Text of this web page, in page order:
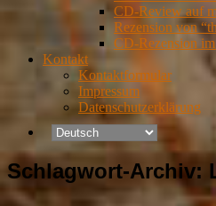
CD-Review auf
Rezension von
CD-Rezension
Kontakt
Kontaktformular
Impressum
Datenschutzerklärung
Schlagwort-Archiv: